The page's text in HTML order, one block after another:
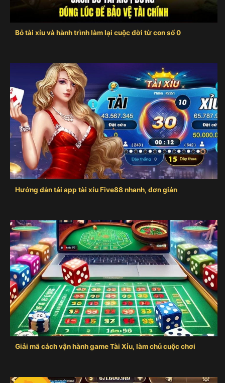
Bỏ tài xỉu và hành trình làm lại cuộc đời từ con số 0
Hướng dẫn tải app tài xỉu Five88 nhanh, đơn giản
Giải mã cách vận hành game Tài Xỉu, làm chủ cuộc chơi